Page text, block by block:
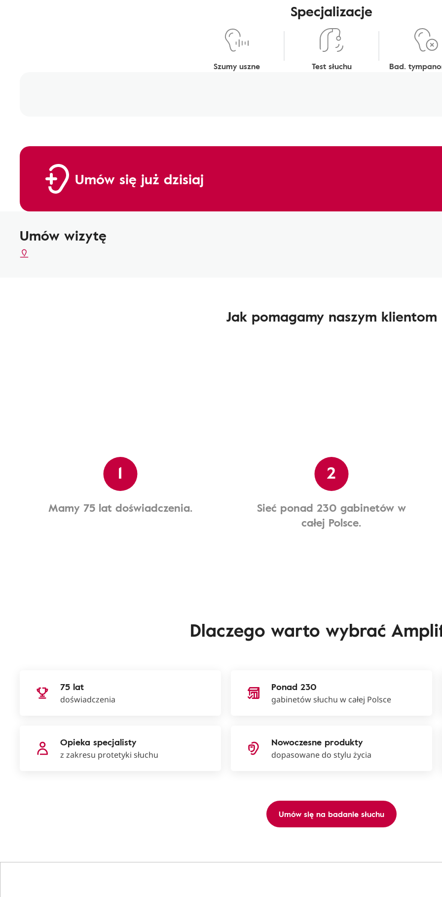
Specjalizacje
Szumy uszne Test słuchu Bad.
Umów się już dzisiaj
Umów wizytę
Jak pomagamy naszym klientom
1
Mamy 75 lat doświadczenia.
2
Sieć ponad 230 gabinetów w
całej Polsce.
Dlaczego warto wybrać
75 lat
doświadczenia
Ponad 230
gabinetów słuchu w całej Polsce
Opieka specjalisty
z zakresu protetyki słuchu
Nowoczesne produkty
dopasowane do stylu życia
Umów się na badanie słuchu